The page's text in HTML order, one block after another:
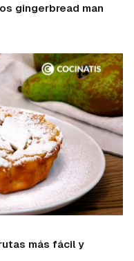
gingerbread man
más fácil y